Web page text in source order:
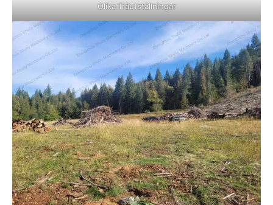
Olika Träutställningar